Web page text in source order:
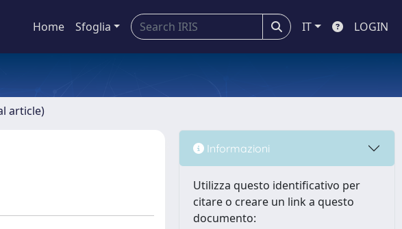
Home Sfoglia IT LOGIN
article)
Informazioni
Utilizza questo identificativo per
citare o creare un link a questo
documento: